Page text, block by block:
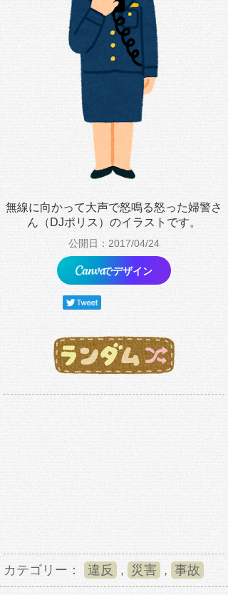
無線に向かって大声で怒鳴る怒った婦警さ
ん（DJポリス）のイラストです。
公開日：2017/04/24
でデザイン
カテゴリー： 違反 , 災害 , 事故